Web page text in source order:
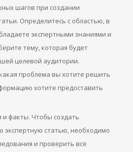
шагов при создании
Определитесь с областью, в
экспертными знаниями и
тему, которая будет
целевой аудитории.
проблема вы хотите решить
хотите предоставить
и факты. Чтобы создать
экспертную статью, необходимо
и проверить все